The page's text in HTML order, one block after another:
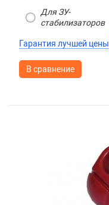
Для ЗУ-
стабилизаторов
Гарантия лучшей цены
В сравнение